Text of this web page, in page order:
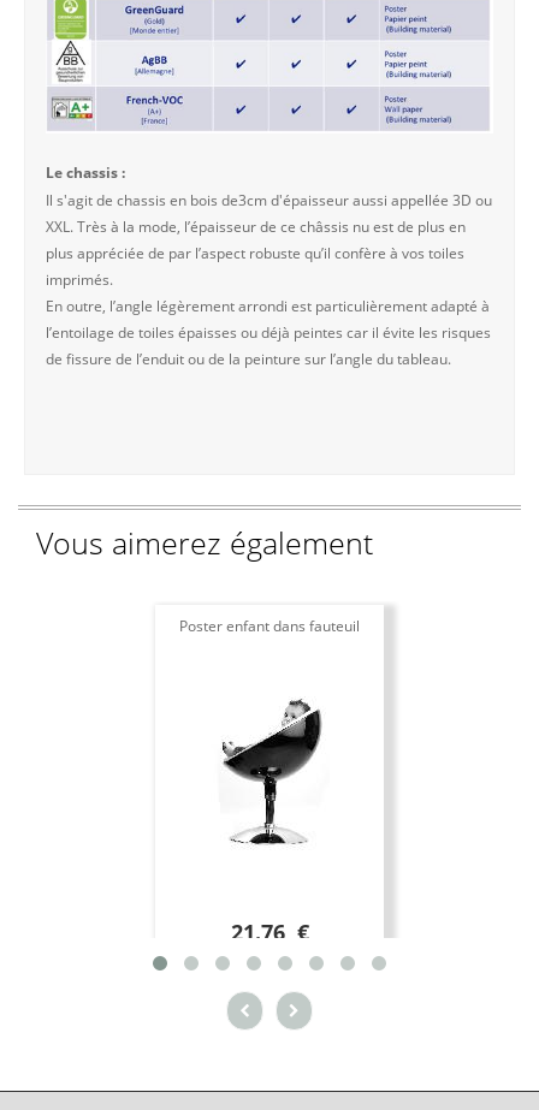
Le chassis :
Il s'agit de chassis en bois de3cm d'épaisseur aussi appellée 3D ou
XXL. Très à la mode, l’épaisseur de ce châssis nu est de plus en
plus appréciée de par l’aspect robuste qu’il confère à vos toiles
imprimés.
En outre, l’angle légèrement arrondi est particulièrement adapté à
l’entoilage de toiles épaisses ou déjà peintes car il évite les risques
de fissure de l’enduit ou de la peinture sur l’angle du tableau.
Vous aimerez également
Poster enfant dans fauteuil
21.76 €